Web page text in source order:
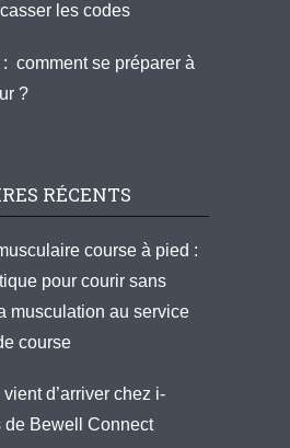
les codes
comment se préparer à
?
RÉCENTS
course à pied :
pour courir sans
musculation au service
course
Il vient d’arriver chez i-
de Bewell Connect